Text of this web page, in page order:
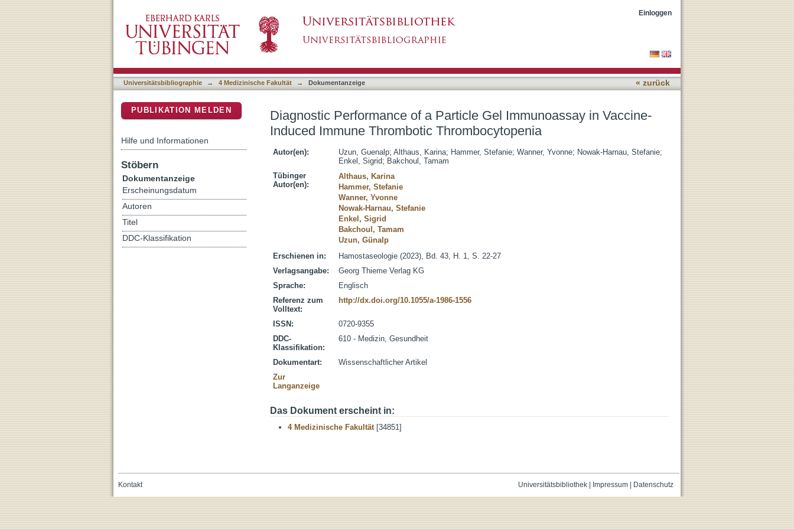
Diagnostic Performance of a Particle Gel Immunoassay in Vaccine-Induced Immune Thrombotic
Thrombocytopenia
Einloggen
Universitätsbibliographie → 4 Medizinische Fakultät → Dokumentanzeige « zurück
Diagnostic Performance of a Particle Gel Immunoassay in Vaccine-
Induced Immune Thrombotic Thrombocytopenia
Autor(en): Uzun, Guenalp; Althaus, Karina; Hammer, Stefanie; Wanner, Yvonne; Nowak-Harnau, Stefanie;
Enkel, Sigrid; Bakchoul, Tamam
Tübinger
Autor(en):
Althaus, Karina
Hammer, Stefanie
Wanner, Yvonne
Nowak-Harnau, Stefanie
Enkel, Sigrid
Bakchoul, Tamam
Uzun, Günalp
Erschienen in:
Hamostaseologie (2023), Bd. 43, H. 1, S. 22-27
Verlagsangabe:
Georg Thieme Verlag KG
Sprache:
Englisch
Referenz zum
Volltext:
http://dx.doi.org/10.1055/a-1986-1556
ISSN:
0720-9355
DDC-
Klassifikation:
610 - Medizin, Gesundheit
Dokumentart:
Wissenschaftlicher Artikel
Zur
Langanzeige
Das Dokument erscheint in:
4 Medizinische Fakultät[34851]
PUBLIKATION MELDEN
Hilfe und Informationen
Stöbern
Dokumentanzeige
Erscheinungsdatum
Autoren
Titel
DDC-Klassifikation
Universitätsbibliothek| Impressum| Datenschutz
Kontakt